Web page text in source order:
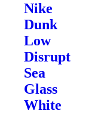
Nike
Dunk
Low
Disrupt
Sea
Glass
White